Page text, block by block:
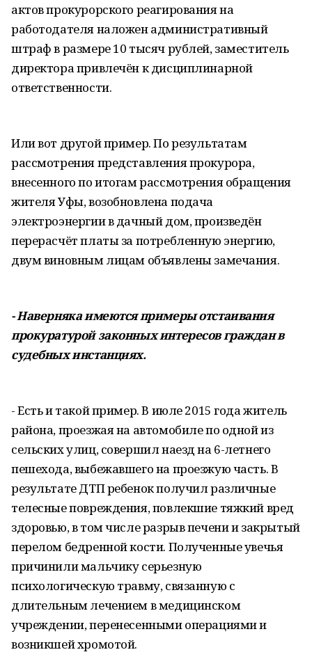
актов прокурорского реагирования на
работодателя наложен административный
штраф в размере 10 тысяч рублей, заместитель
директора привлечён к дисциплинарной
ответственности.
Или вот другой пример. По результатам
рассмотрения представления прокурора,
внесенного по итогам рассмотрения обращения
жителя Уфы, возобновлена подача
электроэнергии в дачный дом, произведён
перерасчёт платы за потребленную энергию,
двум виновным лицам объявлены замечания.
- Наверняка имеются примеры отстаивания
прокуратурой законных интересов граждан в
судебных инстанциях.
- Есть и такой пример. В июле 2015 года житель
района, проезжая на автомобиле по одной из
сельских улиц, совершил наезд на 6-летнего
пешехода, выбежавшего на проезжую часть. В
результате ДТП ребенок получил различные
телесные повреждения, повлекшие тяжкий вред
здоровью, в том числе разрыв печени и закрытый
перелом бедренной кости. Полученные увечья
причинили мальчику серьезную
психологическую травму, связанную с
длительным лечением в медицинском
учреждении, перенесенными операциями и
возникшей хромотой.